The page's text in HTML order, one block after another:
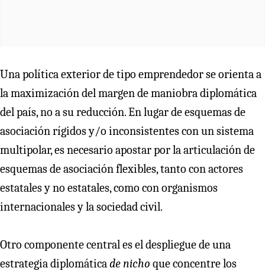
Una política exterior de tipo emprendedor se orienta a
la maximización del margen de maniobra diplomática
del país, no a su reducción. En lugar de esquemas de
asociación rígidos y/o inconsistentes con un sistema
multipolar, es necesario apostar por la articulación de
esquemas de asociación flexibles, tanto con actores
estatales y no estatales, como con organismos
internacionales y la sociedad civil.
Otro componente central es el despliegue de una
estrategia diplomáticade nicho que concentre los